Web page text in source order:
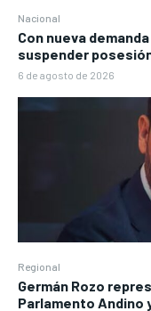
Nacional
Con nueva
suspender
6 de agosto de 2026
Regional
Germán Rozo
Parlamento Andino